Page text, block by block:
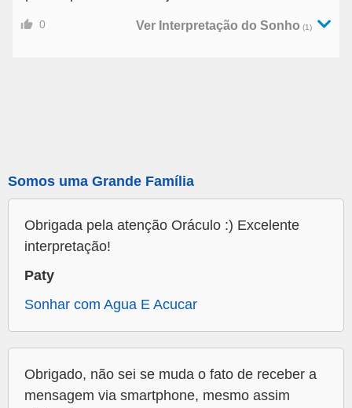
0 Ver Interpretação do Sonho (1)
Somos uma Grande Família
Obrigada pela atenção Oráculo :) Excelente
interpretação!
Paty
Sonhar com Agua E Acucar
Obrigado, não sei se muda o fato de receber a
mensagem via smartphone, mesmo assim